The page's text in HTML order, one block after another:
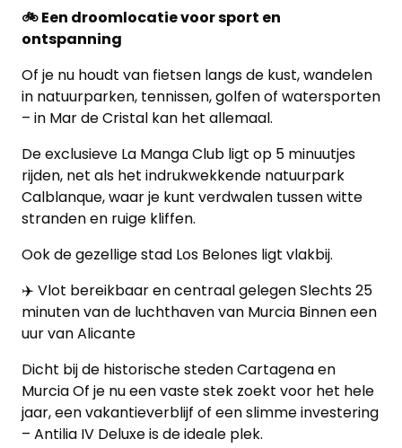
🚲 Een droomlocatie voor sport en
ontspanning
Of je nu houdt van fietsen langs de kust, wandelen
in natuurparken, tennissen, golfen of watersporten
– in Mar de Cristal kan het allemaal.
De exclusieve La Manga Club ligt op 5 minuutjes
rijden, net als het indrukwekkende natuurpark
Calblanque, waar je kunt verdwalen tussen witte
stranden en ruige kliffen.
Ook de gezellige stad Los Belones ligt vlakbij.
✈️ Vlot bereikbaar en centraal gelegen Slechts 25
minuten van de luchthaven van Murcia Binnen een
uur van Alicante
Dicht bij de historische steden Cartagena en
Murcia Of je nu een vaste stek zoekt voor het hele
jaar, een vakantieverblijf of een slimme investering
– Antilia IV Deluxe is de ideale plek.